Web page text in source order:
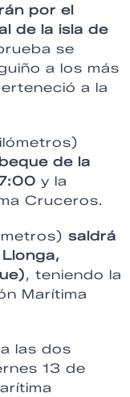
por el
de la isla de
se
a los más
a la
de la
y la
Cruceros.
saldrá
, teniendo la
Marítima
las dos
13 de